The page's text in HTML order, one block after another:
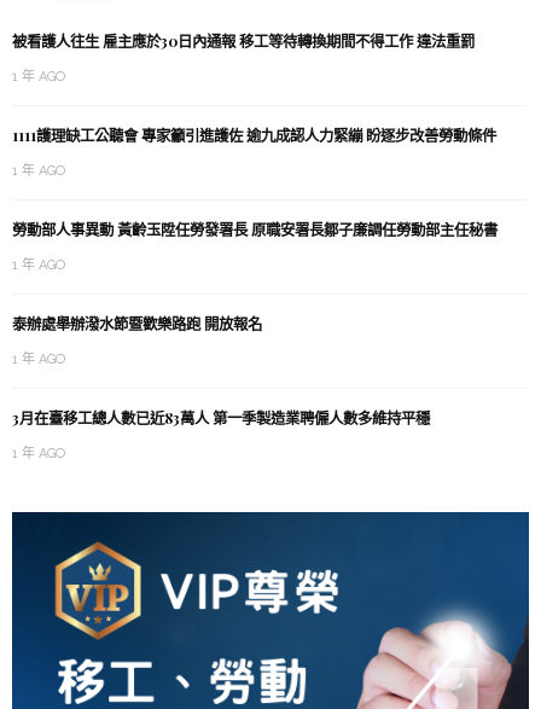
被看護人往生 雇主應於30日內通報 移工等待轉換期間不得工作 違法重罰
1 年 AGO
1111護理缺工公聽會 專家籲引進護佐 逾九成認人力緊繃 盼逐步改善勞動條件
1 年 AGO
勞動部人事異動 黃齡玉陞任勞發署長 原職安署長鄒子廉調任勞動部主任秘書
1 年 AGO
泰辦處舉辦潑水節暨歡樂路跑 開放報名
1 年 AGO
3月在臺移工總人數已近83萬人 第一季製造業聘僱人數多維持平穩
1 年 AGO